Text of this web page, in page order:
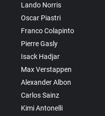
Lando Norris
Oscar Piastri
Franco Colapinto
Pierre Gasly
Isack Hadjar
Max Verstappen
Alexander Albon
Carlos Sainz
Kimi Antonelli